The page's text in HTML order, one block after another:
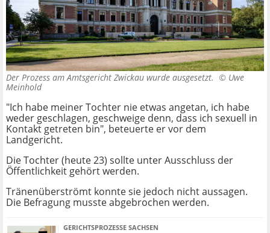
Der Prozess am Amtsgericht Zwickau wurde ausgesetzt. © Uwe
Meinhold
"Ich habe meiner Tochter nie etwas angetan, ich habe
weder geschlagen, geschweige denn, dass ich sexuell in
Kontakt getreten bin", beteuerte er vor dem
Landgericht.
Die Tochter (heute 23) sollte unter Ausschluss der
Öffentlichkeit gehört werden.
Tränenüberströmt konnte sie jedoch nicht aussagen.
Die Befragung musste abgebrochen werden.
GERICHTSPROZESSE SACHSEN